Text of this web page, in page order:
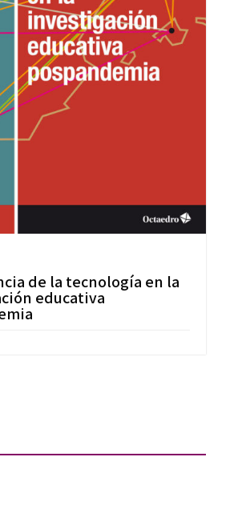
de la tecnología en la
educativa